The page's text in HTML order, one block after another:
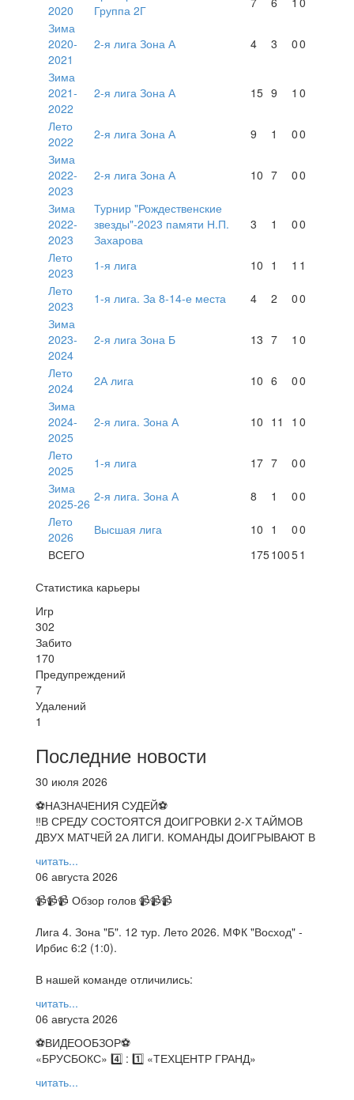
2020
Группа 2Г
Зима
2020-
2021
2-я лига Зона А 4 3 00
Зима
2021-
2022
2-я лига Зона А 15 9 1 0
Лето
2022
2-я лига Зона А 9 1 00
Зима
2022-
2023
2-я лига Зона А 10 7 00
Зима
2022-
2023
Турнир "Рождественские
звезды"-2023 памяти Н.П.
Захарова
3 1 00
Лето
2023
1-я лига 10 1 1 1
Лето
2023
1-я лига. За 8-14-е места 4 2 00
Зима
2023-
2024
2-я лига Зона Б 13 7 1 0
Лето
2024
2А лига 10 6 00
Зима
2024-
2025
2-я лига. Зона А 10 11 1 0
Лето
2025
1-я лига 17 7 00
Зима
2025-26 2-я лига. Зона А 8 1 00
Лето
2026
Высшая лига 10 1 00
ВСЕГО
17510051
Статистика карьеры
Игр
302
Забито
170
Предупреждений
7
Удалений
1
Последние новости
30 июля 2026
⚽НАЗНАЧЕНИЯ СУДЕЙ⚽
‼В СРЕДУ СОСТОЯТСЯ ДОИГРОВКИ 2-Х ТАЙМОВ
ДВУХ МАТЧЕЙ 2А ЛИГИ. КОМАНДЫ ДОИГРЫВАЮТ В
читать...
06 августа 2026
📹📹📹 Обзор голов 📹📹📹
Лига 4. Зона "Б". 12 тур. Лето 2026. МФК "Восход" -
Ирбис 6:2 (1:0).
В нашей команде отличились:
читать...
06 августа 2026
⚽️ВИДЕООБЗОР⚽️
«БРУСБОКС» 4️⃣ : 1️⃣ «ТЕХЦЕНТР ГРАНД»
читать...